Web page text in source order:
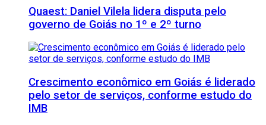
Quaest: Daniel Vilela lidera disputa pelo
governo de Goiás no 1º e 2º turno
Crescimento econômico em Goiás é liderado
pelo setor de serviços, conforme estudo do
IMB